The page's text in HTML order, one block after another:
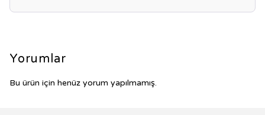
Yorumlar
Bu ürün için henüz yorum yapılmamış.